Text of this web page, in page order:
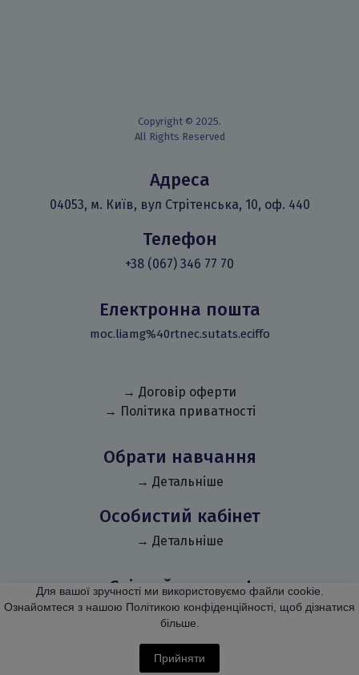
Copyright © 2025.
All Rights Reserved
Адреса
04053, м. Київ, вул Стрітенська, 10, оф. 440
Телефон
+38 (067) 346 77 70
Електронна пошта
moc.liamg%40rtnec.sutats.eciffo
→ Договір оферти
→ Політика приватності
Обрати навчання
→ Детальніше
Особистий кабінет
→ Детальніше
Слідкуй за нами!
Для вашої зручності ми використовуємо файли cookie.
Ознайомтеся з нашою Політикою конфіденційності, щоб дізнатися
більше.
Прийняти